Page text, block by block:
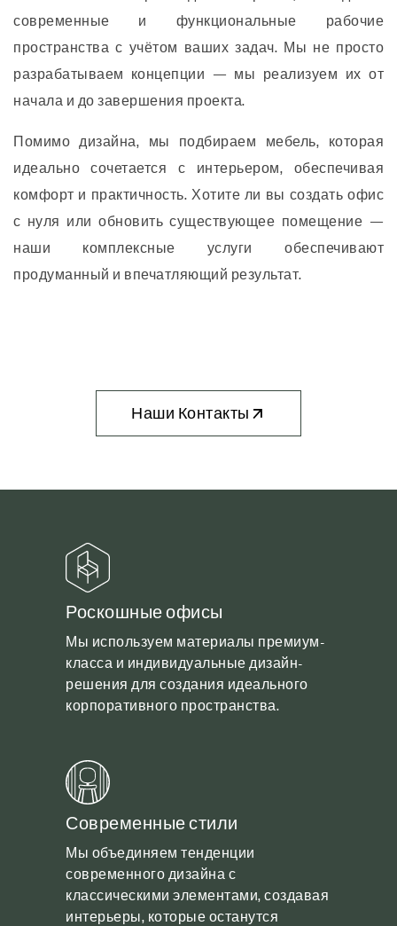
современные и функциональные рабочие
пространства с учётом ваших задач. Мы не просто
разрабатываем концепции — мы реализуем их от
начала и до завершения проекта.
Помимо дизайна, мы подбираем мебель, которая
идеально сочетается с интерьером, обеспечивая
комфорт и практичность. Хотите ли вы создать офис
с нуля или обновить существующее помещение —
наши комплексные услуги обеспечивают
продуманный и впечатляющий результат.
Наши Контакты
Роскошные офисы
Мы используем материалы премиум-
класса и индивидуальные дизайн-
решения для создания идеального
корпоративного пространства.
Современные стили
Мы объединяем тенденции
современного дизайна с
классическими элементами, создавая
интерьеры, которые останутся